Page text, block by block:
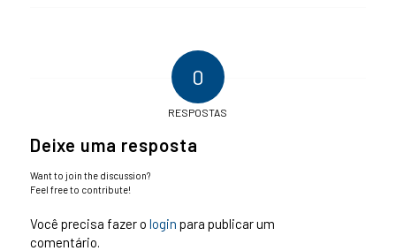
0
RESPOSTAS
Deixe uma resposta
Want to join the discussion?
Feel free to contribute!
Você precisa fazer o login para publicar um
comentário.